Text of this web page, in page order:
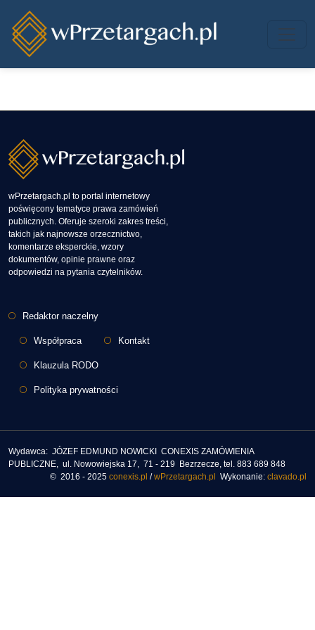
wPrzetargach.pl to portal internetowy
poświęcony tematyce prawa zamówień
publicznych. Oferuje szeroki zakres treści,
takich jak najnowsze orzecznictwo,
komentarze eksperckie, wzory
dokumentów, opinie prawne oraz
odpowiedzi na pytania czytelników.
Stopka
Redaktor naczelny
Współpraca Kontakt
Klauzula RODO
Polityka prywatności
Wydawca: JÓZEF EDMUND NOWICKI CONEXIS ZAMÓWIENIA
PUBLICZNE, ul. Nowowiejska 17, 71 - 219 Bezrzecze, tel. 883 689 848
© 2016 - 2025 conexis.pl /wPrzetargach.pl Wykonanie: clavado.pl